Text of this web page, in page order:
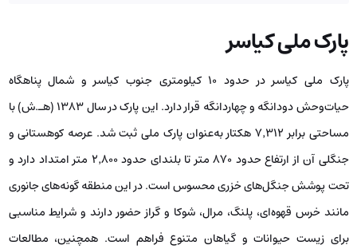
پارک ملی کیاسر
پارک ملی کیاسر در حدود ۱۰ کیلومتری جنوب کیاسر و شمال پناهگاه
حیات‌وحش دودانگه و چهاردانگه قرار دارد. این پارک در سال ۱۳۸۳ (هـ.ش) با
مساحتی برابر ۷٬۳۱۲ هکتار به‌عنوان پارک ملی ثبت شد. عرصه کوهستانی و
جنگلی آن از ارتفاع حدود ۸۷۰ متر تا بلندای حدود ۲٬۸۰۰ متر امتداد دارد و
تحت پوشش جنگل‌های خزری محسوس است. در این منطقه گونه‌های جانوری
مانند خرس قهوه‌ای، پلنگ، مرال، شوکا و گراز حضور دارند و شرایط مناسبی
برای زیست حیوانات و گیاهان متنوع فراهم است. همچنین، مطالعات